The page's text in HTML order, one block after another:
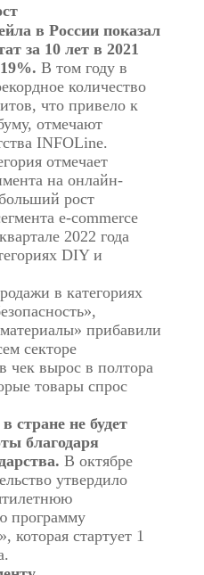
в России показал
за 10 лет в 2021
В том году в
количество
что привело к
отмечают
INFOLine.
отмечает
на онлайн-
рост
e-commerce
2022 года
DIY и
в категориях
прибавили
секторе
чек вырос в полтора
товары спрос
стране не будет
благодаря
В октябре
утвердило
программу
которая стартует 1